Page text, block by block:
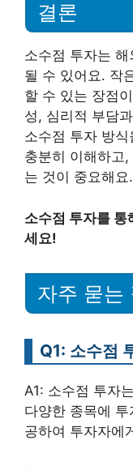
결론
소수점 투자는
될 수 있어요. 작
할 수 있는 장점
성, 심리적 부담
소수점 투자 방
충분히 이해하고
는 것이 중요해요.
소수점 투자를 통
세요!
자주 묻는
Q1: 소수점
A1: 소수점 투자
다양한 종목에
공하여 투자자에